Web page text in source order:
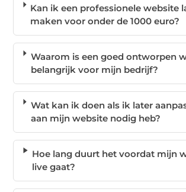
Kan ik een professionele website
maken voor onder de 1000 euro?
Waarom is een goed ontworpen
belangrijk voor mijn bedrijf?
Wat kan ik doen als ik later
aan mijn website nodig heb?
Hoe lang duurt het voordat mijn
live gaat?